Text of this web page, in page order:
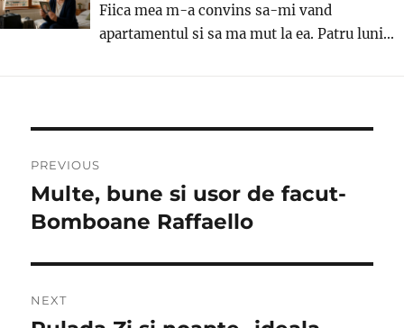
Fiica mea m-a convins sa-mi vand
apartamentul si sa ma mut la ea. Patru luni...
navigation
PREVIOUS
Previous
post:
Multe, bune si usor de facut-
Bomboane Raffaello
NEXT